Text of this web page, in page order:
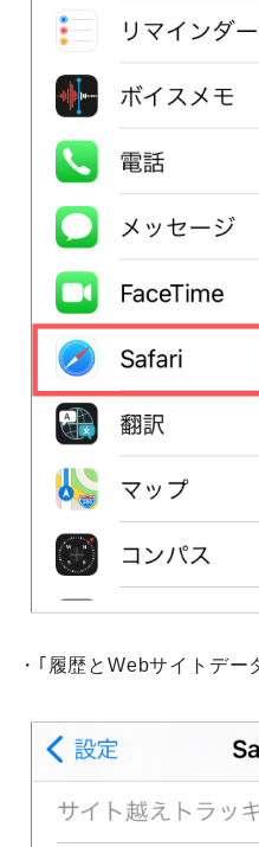
・｢履歴とWebサイトデー